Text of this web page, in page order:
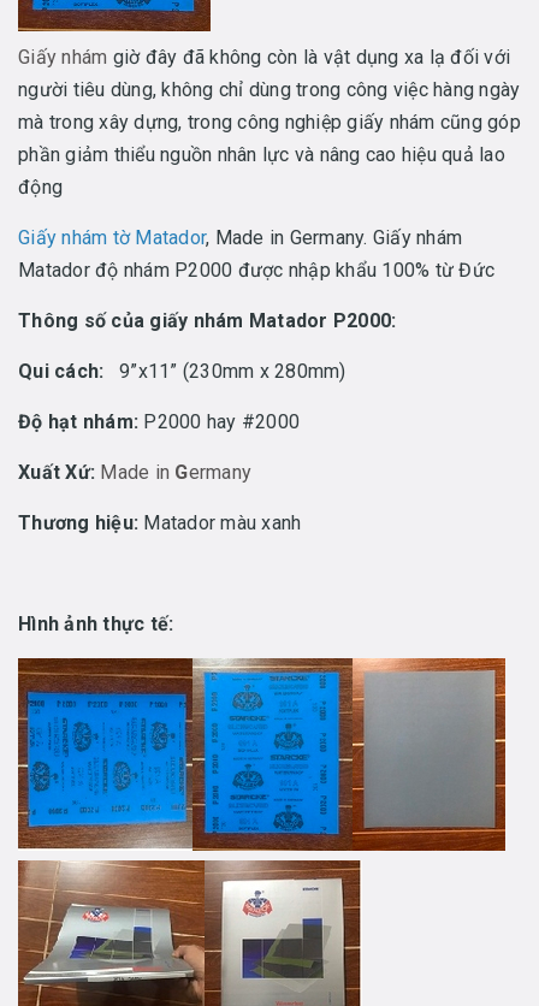
Giấy nhám giờ đây đã không còn là vật dụng xa lạ đối với
người tiêu dùng, không chỉ dùng trong công việc hàng ngày
mà trong xây dựng, trong công nghiệp giấy nhám cũng góp
phần giảm thiểu nguồn nhân lực và nâng cao hiệu quả lao
động
Giấy nhám tờ Matador, Made in Germany. Giấy nhám
Matador độ nhám P2000 được nhập khẩu 100% từ Đức
Thông số của giấy nhám Matador P2000:
Qui cách: 9”x11” (230mm x 280mm)
Độ hạt nhám: P2000 hay #2000
Xuất Xứ: Made in Germany
Thương hiệu: Matador màu xanh
Hình ảnh thực tế: